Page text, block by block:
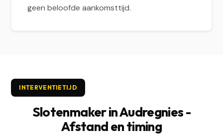
geen beloofde aankomsttijd.
INTERVENTIETIJD
Slotenmaker in Audregnies -
Afstand en timing